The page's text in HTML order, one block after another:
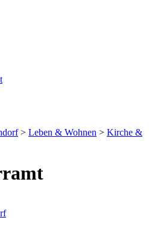
> Leben & Wohnen > Kirche &